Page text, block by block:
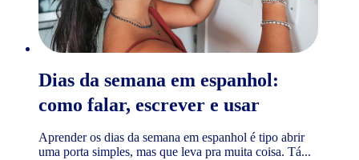
Dias da semana em espanhol:
como falar, escrever e usar
Aprender os dias da semana em espanhol é tipo abrir
uma porta simples, mas que leva pra muita coisa. Tá...